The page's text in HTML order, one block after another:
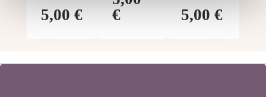
VISLON
5,00 €
VISLO
N
€
5,00 €